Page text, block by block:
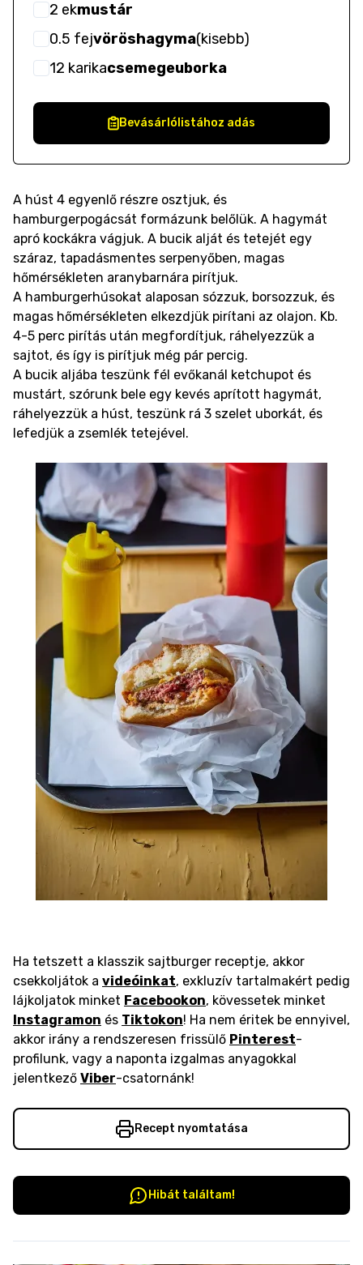
2 ekmustár
0.5 fejvöröshagyma(kisebb)
12 karikacsemegeuborka
Bevásárlólistához adás
A húst 4 egyenlő részre osztjuk, és
hamburgerpogácsát formázunk belőlük. A hagymát
apró kockákra vágjuk. A bucik alját és tetejét egy
száraz, tapadásmentes serpenyőben, magas
hőmérsékleten aranybarnára pirítjuk.
A hamburgerhúsokat alaposan sózzuk, borsozzuk, és
magas hőmérsékleten elkezdjük pirítani az olajon. Kb.
4-5 perc pirítás után megfordítjuk, ráhelyezzük a
sajtot, és így is pirítjuk még pár percig.
A bucik aljába teszünk fél evőkanál ketchupot és
mustárt, szórunk bele egy kevés aprított hagymát,
ráhelyezzük a húst, teszünk rá 3 szelet uborkát, és
lefedjük a zsemlék tetejével.
Ha tetszett a klasszik sajtburger receptje, akkor
csekkoljátok a videóinkat, exkluzív tartalmakért pedig
lájkoljatok minket Facebookon, kövessetek minket
Instagramon és Tiktokon! Ha nem éritek be ennyivel,
akkor irány a rendszeresen frissülő Pinterest-
profilunk, vagy a naponta izgalmas anyagokkal
jelentkező Viber-csatornánk!
Recept nyomtatása
Hibát találtam!